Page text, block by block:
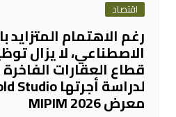
اقتصاد
رغم الاهتمام المتزايد
الاصطناعي، لا يزال
قطاع العقارات
معرض MIPIM 2026